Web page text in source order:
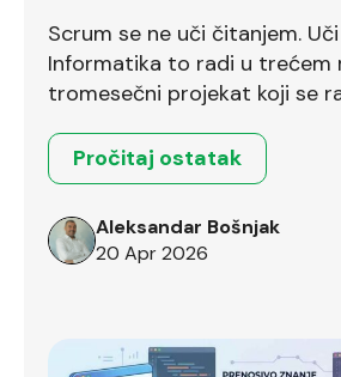
Scrum se ne uči čitanjem.
Informatika to radi u trećem
tromesečni projekat koji se
Pročitaj ostatak
Aleksandar Bošnjak
20 Apr 2026